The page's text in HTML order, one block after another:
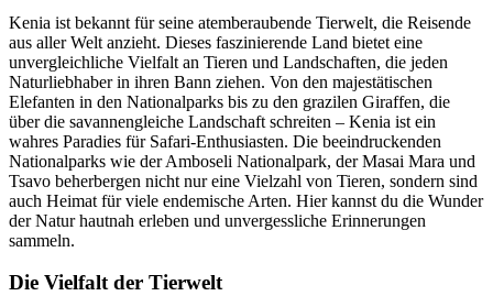
Kenia ist bekannt für seine atemberaubende Tierwelt, die Reisende
aus aller Welt anzieht. Dieses faszinierende Land bietet eine
unvergleichliche Vielfalt an Tieren und Landschaften, die jeden
Naturliebhaber in ihren Bann ziehen. Von den majestätischen
Elefanten in den Nationalparks bis zu den grazilen Giraffen, die
über die savannengleiche Landschaft schreiten – Kenia ist ein
wahres Paradies für Safari-Enthusiasten. Die beeindruckenden
Nationalparks wie der Amboseli Nationalpark, der Masai Mara und
Tsavo beherbergen nicht nur eine Vielzahl von Tieren, sondern sind
auch Heimat für viele endemische Arten. Hier kannst du die Wunder
der Natur hautnah erleben und unvergessliche Erinnerungen
sammeln.
Die Vielfalt der Tierwelt